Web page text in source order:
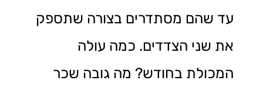
עד שהם מסתדרים בצורה שתספק
את שני הצדדים. כמה עולה
המכולת בחודש? מה גובה שכר